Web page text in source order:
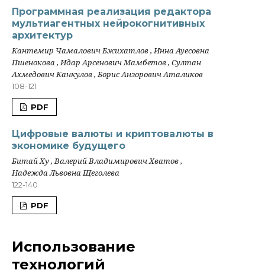
Программная реализация редактора
мультиагентных нейрокогнитивных
архитектур
Кантемир Чамалович Бжихатлов , Инна Ауесовна
Пшенокова , Идар Арсенович Мамбетов , Султан
Ахмедович Канкулов , Борис Анзорович Аталиков
108-121
PDF
Цифровые валюты и криптовалюты в
экономике будущего
Битай Ху , Валерий Владимирович Хватов ,
Надежда Львовна Щеголева
122-140
PDF
Использование
технологий